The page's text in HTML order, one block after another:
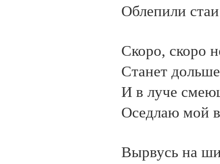
Облепили
Скоро, скоро
Станет
И в луче
Оседлаю мой
Вырвусь на